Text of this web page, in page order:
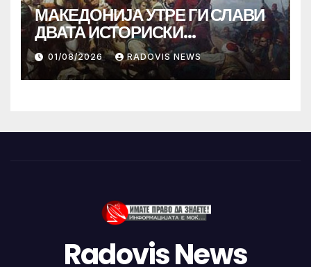
МАКЕДОНИЈА УТРЕ ГИ СЛАВИ
ДВАТА ИСТОРИСКИ
ИЛИНДЕНА!
01/08/2026 RADOVIS NEWS
Radovis News